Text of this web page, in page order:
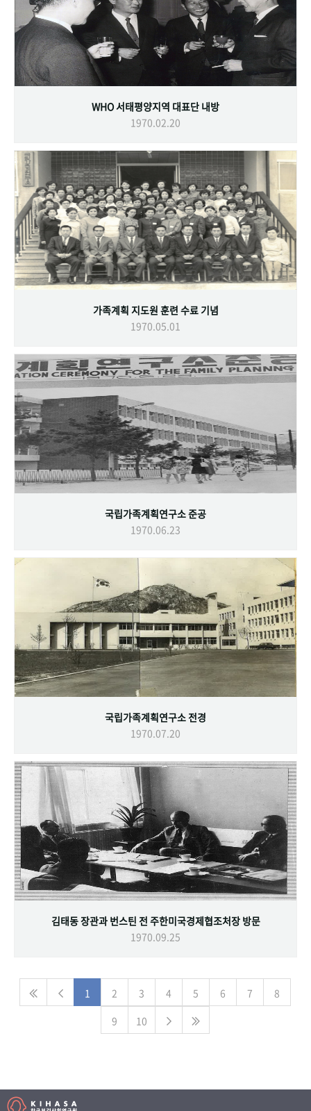
WHO 서태평양지역 대표단 내방
1970.02.20
가족계획 지도원 훈련 수료 기념
1970.05.01
국립가족계획연구소 준공
1970.06.23
국립가족계획연구소 전경
1970.07.20
김태동 장관과 번스틴 전 주한미국경제협조처장 방문
1970.09.25
1 2 3 4 5 6 7
8
9
10